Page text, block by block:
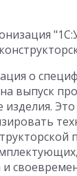
о
выпуск